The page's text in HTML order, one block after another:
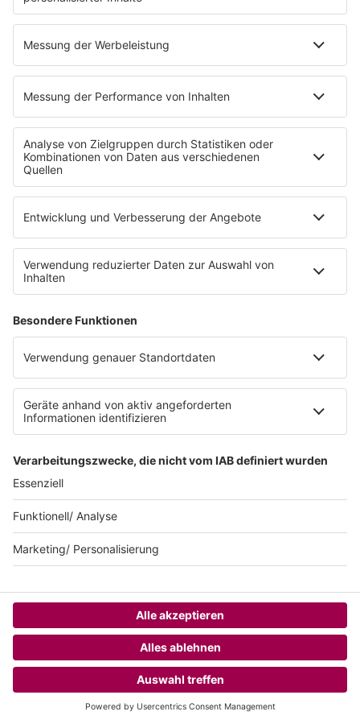
HOME CHANNELS MENÜ
Charts
EVENTS
Kontakt
Newsletter
Empfang
sunshine live App
werben bei SUNSHINE LIVE
SERVICE
Datenschutz
Datenschutzerklärung zur sunshine live App
Impressum
Teilnahmebedingungen
SUNSHINE LIVE 24/7 ELECTRONIC
© sunshine live / realisiert auf Basis von resc.web, dem CMS von resc.